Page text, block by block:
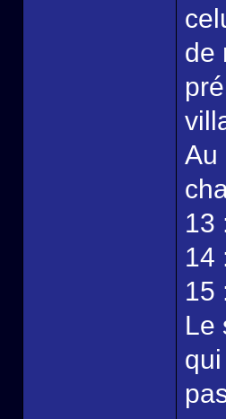
de
Au
13
14
15
Le